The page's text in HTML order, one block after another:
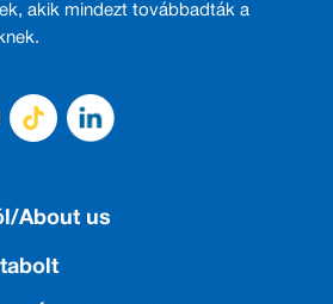
akik mindezt továbbadták a
About us